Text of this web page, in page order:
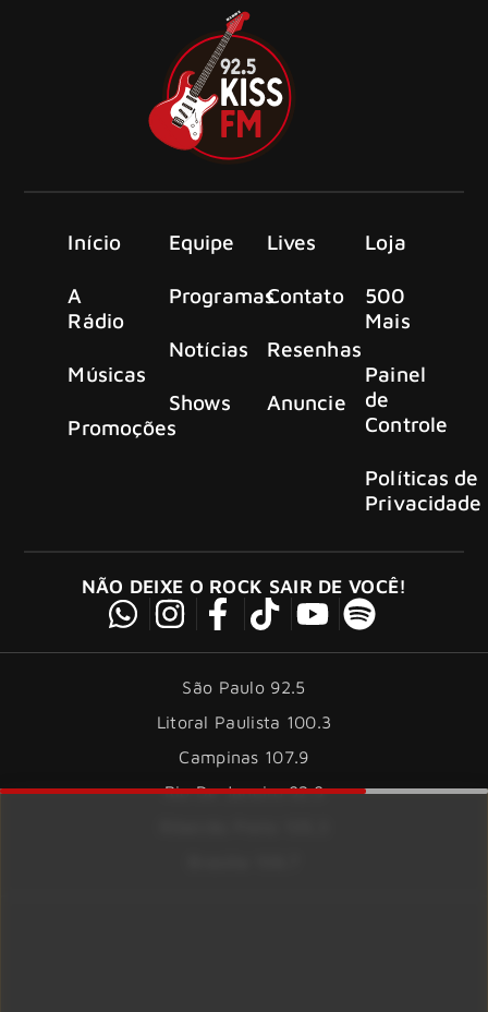
Início
A
Rádio
Músicas
Promoções
Equipe
Programas
Notícias
Shows
Lives
Contato
Resenhas
Anuncie
Loja
500
Mais
Painel
de
Controle
Políticas de
Privacidade
NÃO DEIXE O ROCK SAIR DE VOCÊ!
São Paulo 92.5
Litoral Paulista 100.3
Campinas 107.9
Rio De Janeiro 92.9